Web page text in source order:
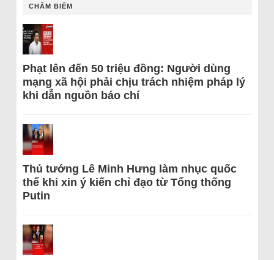
CHÂM BIẾM
Phạt lên đến 50 triệu đồng: Người dùng
mạng xã hội phải chịu trách nhiệm pháp lý
khi dẫn nguồn báo chí
Thủ tướng Lê Minh Hưng làm nhục quốc
thể khi xin ý kiến chỉ đạo từ Tổng thống
Putin